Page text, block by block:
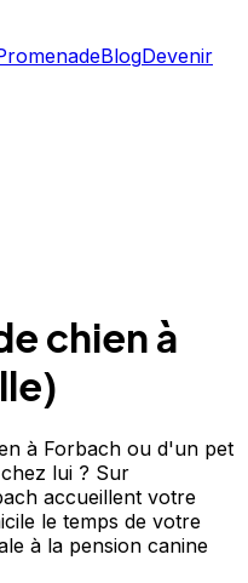
BlogDevenir
chien à
)
à Forbach ou d'un pet
lui ? Sur
accueillent votre
le temps de votre
à la pension canine